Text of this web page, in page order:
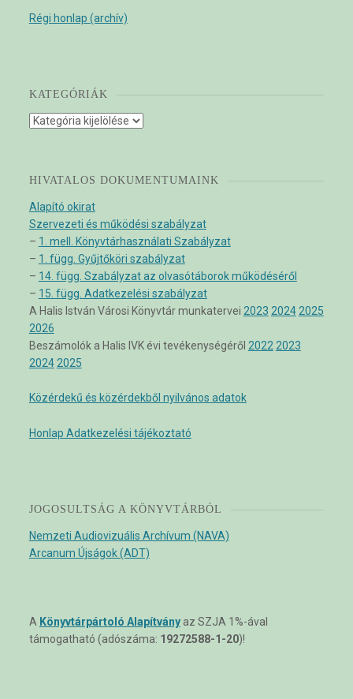
Régi honlap (archív)
KATEGÓRIÁK
Kategóriák
HIVATALOS DOKUMENTUMAINK
Alapító okirat
Szervezeti és működési szabályzat
– 1. mell. Könyvtárhasználati Szabályzat
– 1. függ. Gyűjtőköri szabályzat
– 14. függ. Szabályzat az olvasótáborok működéséről
– 15. függ. Adatkezelési szabályzat
A Halis István Városi Könyvtár munkatervei 2023 2024 2025
2026
Beszámolók a Halis IVK évi tevékenységéről 2022 2023
2024 2025
Közérdekű és közérdekből nyilvános adatok
Honlap Adatkezelési tájékoztató
JOGOSULTSÁG A KÖNYVTÁRBÓL
Nemzeti Audiovizuális Archívum (NAVA)
Arcanum Újságok (ADT)
A Könyvtárpártoló Alapítványaz SZJA 1%-ával
támogatható (adószáma: 19272588-1-20)!